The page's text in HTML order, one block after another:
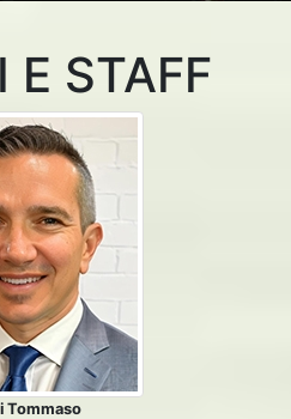
E STAFF
Tommaso